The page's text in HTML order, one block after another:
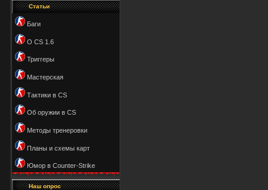
Статьи
Баги
О CS 1.6
Триггеры
Мастерская
Тактики в CS
Об оружии в CS
Методы тренеровки
Планы и схемы карт
Юмор в Counter-Strike
Наш опрос